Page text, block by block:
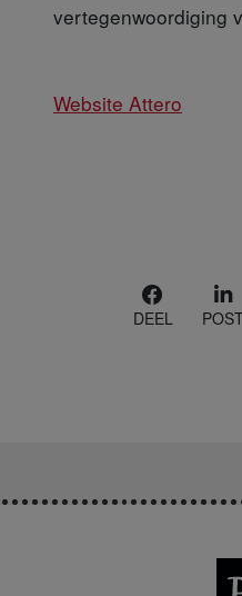
vertegenwoordiging
Website Attero
DEEL